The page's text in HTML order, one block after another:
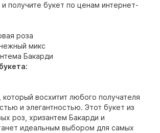
получите букет по ценам интернет-
роза
микс
Бакарди
который восхитит любого получателя
и элегантностью. Этот букет из
роз, хризантем Бакарди и
идеальным выбором для самых